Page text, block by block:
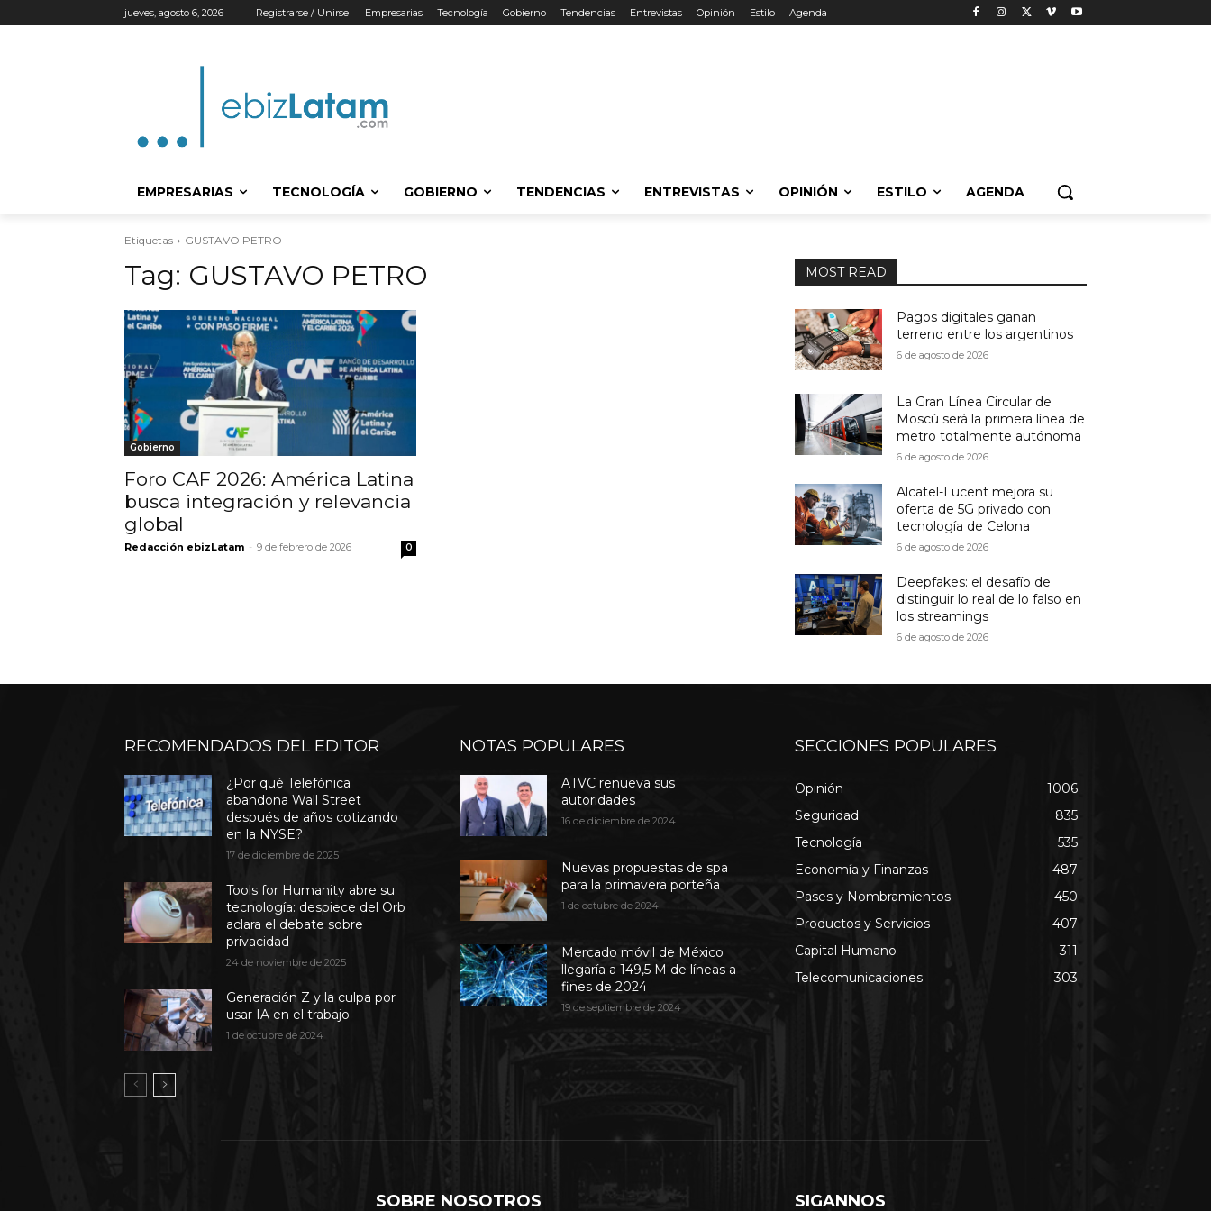
jueves, agosto 6, 2026 Registrarse / Unirse Empresarias Tecnología Gobierno Tendencias Entrevistas Opinión Estilo Agenda
EMPRESARIAS TECNOLOGÍA GOBIERNO TENDENCIAS ENTREVISTAS OPINIÓN ESTILO AGENDA
Etiquetas GUSTAVO PETRO
Tag: GUSTAVO PETRO
Gobierno
Foro CAF 2026: América Latina
busca integración y relevancia
global
Redacción ebizLatam - 9 de febrero de 2026 0
MOST READ
Pagos digitales ganan
terreno entre los argentinos
6 de agosto de 2026
La Gran Línea Circular de
Moscú será la primera línea de
metro totalmente autónoma
6 de agosto de 2026
Alcatel-Lucent mejora su
oferta de 5G privado con
tecnología de Celona
6 de agosto de 2026
Deepfakes: el desafío de
distinguir lo real de lo falso en
los streamings
6 de agosto de 2026
RECOMENDADOS DEL EDITOR
¿Por qué Telefónica
abandona Wall Street
después de años cotizando
en la NYSE?
17 de diciembre de 2025
Tools for Humanity abre su
tecnología: despiece del Orb
aclara el debate sobre
privacidad
24 de noviembre de 2025
Generación Z y la culpa por
usar IA en el trabajo
1 de octubre de 2024
NOTAS POPULARES
ATVC renueva sus
autoridades
16 de diciembre de 2024
Nuevas propuestas de spa
para la primavera porteña
1 de octubre de 2024
Mercado móvil de México
llegaría a 149,5 M de líneas a
fines de 2024
19 de septiembre de 2024
SECCIONES POPULARES
Opinión
1006
Seguridad
835
Tecnología
535
Economía y Finanzas
487
Pases y Nombramientos
450
Productos y Servicios
407
Capital Humano
311
Telecomunicaciones
303
SOBRE NOSOTROS SIGANNOS